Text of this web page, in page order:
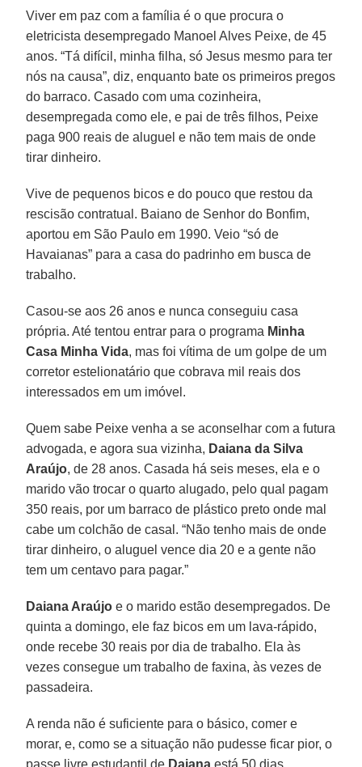
Viver em paz com a família é o que procura o
eletricista desempregado Manoel Alves Peixe, de 45
anos. “Tá difícil, minha filha, só Jesus mesmo para ter
nós na causa”, diz, enquanto bate os primeiros pregos
do barraco. Casado com uma cozinheira,
desempregada como ele, e pai de três filhos, Peixe
paga 900 reais de aluguel e não tem mais de onde
tirar dinheiro.
Vive de pequenos bicos e do pouco que restou da
rescisão contratual. Baiano de Senhor do Bonfim,
aportou em São Paulo em 1990. Veio “só de
Havaianas” para a casa do padrinho em busca de
trabalho.
Casou-se aos 26 anos e nunca conseguiu casa
própria. Até tentou entrar para o programa Minha
Casa Minha Vida, mas foi vítima de um golpe de um
corretor estelionatário que cobrava mil reais dos
interessados em um imóvel.
Quem sabe Peixe venha a se aconselhar com a futura
advogada, e agora sua vizinha, Daiana da Silva
Araújo, de 28 anos. Casada há seis meses, ela e o
marido vão trocar o quarto alugado, pelo qual pagam
350 reais, por um barraco de plástico preto onde mal
cabe um colchão de casal. “Não tenho mais de onde
tirar dinheiro, o aluguel vence dia 20 e a gente não
tem um centavo para pagar.”
Daiana Araújo e o marido estão desempregados. De
quinta a domingo, ele faz bicos em um lava-rápido,
onde recebe 30 reais por dia de trabalho. Ela às
vezes consegue um trabalho de faxina, às vezes de
passadeira.
A renda não é suficiente para o básico, comer e
morar, e, como se a situação não pudesse ficar pior, o